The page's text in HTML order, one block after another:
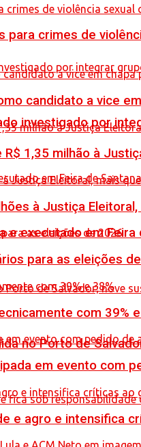
investigado por
executado em
no Porto de
para crimes de
candidato a vice
1,35 milhão à
à Justiça
para as eleições
com 39%
em evento com
e agro e intensifica